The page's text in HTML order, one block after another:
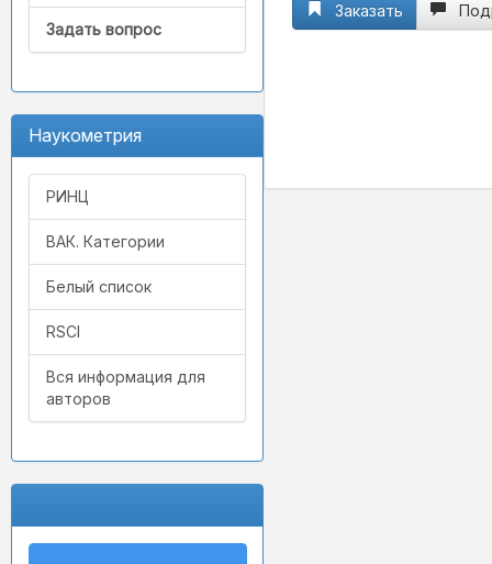
Задать вопрос
Наукометрия
РИНЦ
ВАК. Категории
Белый список
RSCI
Вся информация для
авторов
Заказать